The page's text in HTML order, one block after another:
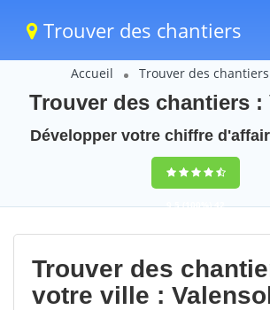
Trouver des chantiers
Accueil Trouver des
Trouver des chantiers :
Développer votre chiffre
9,5(100%)42
votes
Trouver des
votre ville :